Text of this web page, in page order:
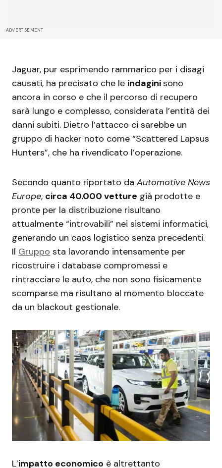
ADVERTISEMENT
Jaguar, pur esprimendo rammarico per i disagi
causati, ha precisato che le indaginisono
ancora in corso e che il percorso di recupero
sarà lungo e complesso, considerata l’entità dei
danni subiti. Dietro l’attacco ci sarebbe un
gruppo di hacker noto come “Scattered Lapsus
Hunters”, che ha rivendicato l’operazione.
Secondo quanto riportato da Automotive News
Europe, circa 40.000 vetture già prodotte e
pronte per la distribuzione risultano
attualmente “introvabili” nei sistemi informatici,
generando un caos logistico senza precedenti.
Il Gruppo sta lavorando intensamente per
ricostruire i database compromessi e
rintracciare le auto, che non sono fisicamente
scomparse ma risultano al momento bloccate
da un blackout gestionale.
L’impatto economico è altrettanto